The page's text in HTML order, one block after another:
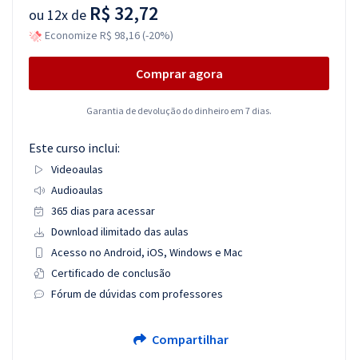
ou 12x de R$ 32,72
Economize R$ 98,16 (-20%)
Comprar agora
Garantia de devolução do dinheiro em 7 dias.
Este curso inclui:
Videoaulas
Audioaulas
365 dias para acessar
Download ilimitado das aulas
Acesso no Android, iOS, Windows e Mac
Certificado de conclusão
Fórum de dúvidas com professores
Compartilhar